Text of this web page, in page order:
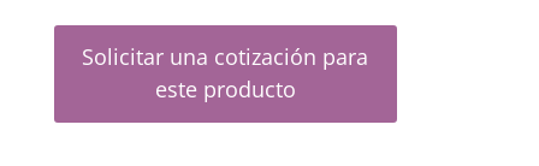
Solicitar una cotización para
este producto